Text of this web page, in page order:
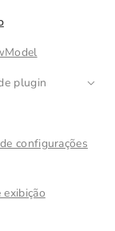
plugin
configurações